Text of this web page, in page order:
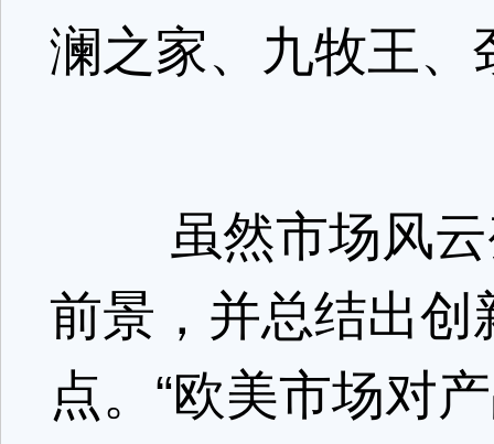
澜之家、九牧王
虽然市场风云
前景，并总结出
点。“欧美市场对